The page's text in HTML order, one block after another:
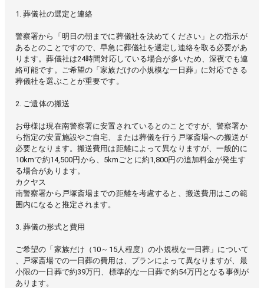
1. 葬儀社の選定と連絡
警察署から「明日の朝までに葬儀社を決めてください」との指示が
あるとのことですので、早急に葬儀社を選定し連絡を取る必要があ
ります。葬儀社は24時間対応している場合が多いため、深夜でも連
絡可能です。ご希望の「家族だけの小規模な一日葬」に対応できる
葬儀社を選ぶことが重要です。
2. ご遺体の搬送
お母様は現在南警察署に安置されているとのことですが、警察署か
ら指定の安置施設やご自宅、または葬儀を行う戸塚斎場への搬送が
必要となります。搬送費用は距離によって異なりますが、一般的に
10kmで約14,500円から、5kmごとに約1,800円の追加料金が発生す
る場合があります。
カクヤス
南警察署から戸塚斎場までの距離を考慮すると、搬送費用はこの範
囲内になると推定されます。
3. 葬儀の形式と費用
ご希望の「家族だけ（10～15人程度）の小規模な一日葬」について
、戸塚斎場での一日葬の費用は、プランによって異なりますが、最
小限の一日葬で約39万円、標準的な一日葬で約54万円となる事例が
あります。